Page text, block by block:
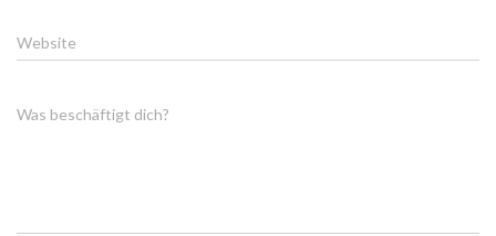
Website
Was beschäftigt dich?